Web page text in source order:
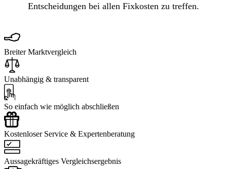
Entscheidungen bei allen Fixkosten zu treffen.
Breiter Marktvergleich
Unabhängig & transparent
So einfach wie möglich abschließen
Kostenloser Service & Expertenberatung
Aussagekräftiges Vergleichsergebnis